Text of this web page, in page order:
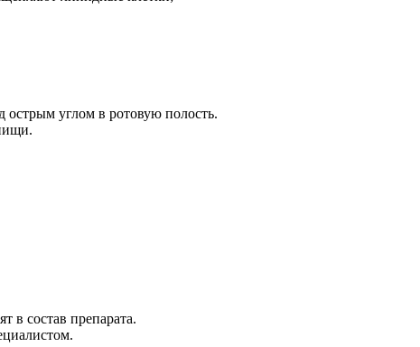
острым углом в ротовую полость.
в состав препарата.